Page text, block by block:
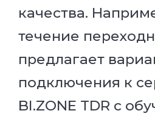
качества.
течение
предлагает
подключения к
BI.ZONE TDR с